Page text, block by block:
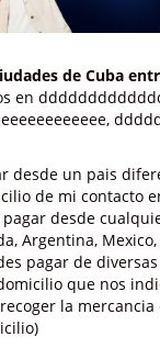
de Cuba
en
desde un pais
de mi contacto
desde
Argentina,
pagar de
que nos
la